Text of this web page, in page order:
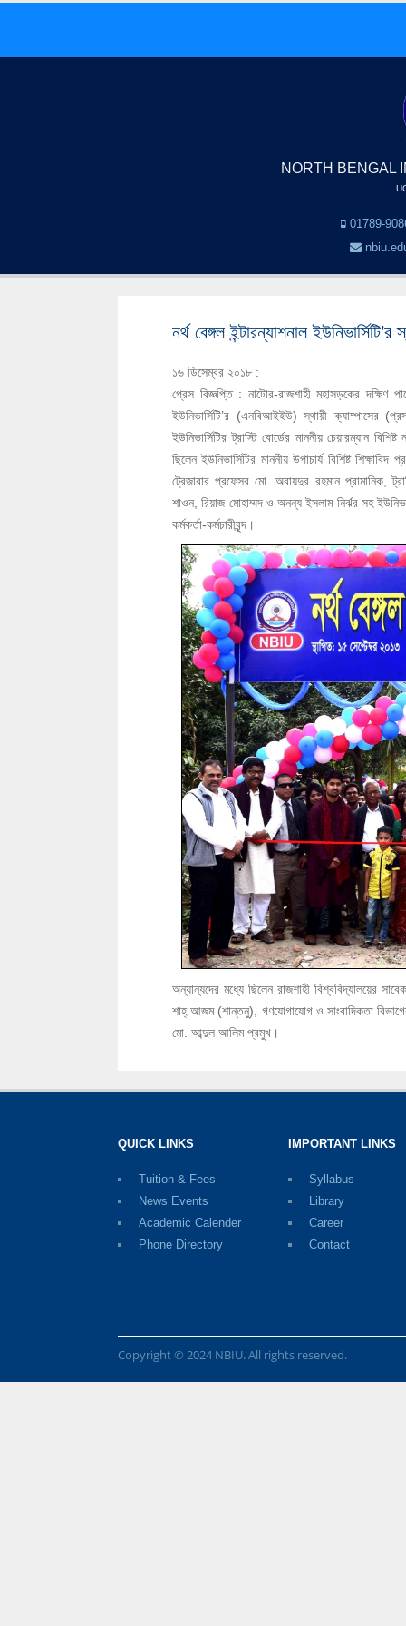
NORTH BENGAL
01789-
নর্থ বেঙ্গল ইন্টারন্যাশনাল
১৬ ডিসেম্বর ২০১৮ :
প্রেস বিজ্ঞপ্তি : নাটোর-রাজশাহী মহাসড়কের দক্ষিণ
ইউনিভার্সিটি’র (এনবিআইইউ) স্থায়ী ক্যাম্পাসের
ইউনিভার্সিটির ট্রাস্টি বোর্ডের মাননীয় চেয়ারম্যান
ছিলেন ইউনিভার্সিটির মাননীয় উপাচার্য বিশিষ্ট
ট্রেজারার প্রফেসর মো. অবায়দুর রহমান প্রামানিক,
শাওন, রিয়াজ মোহাম্মদ ও অনন্য ইসলাম নির্ঝর সহ
কর্মকর্তা-কর্মচারীবৃন্দ।
অন্যান্যদের মধ্যে ছিলেন রাজশাহী বিশ্ববিদ্যালয়ের
শাহ্ আজম (শান্তনু), গণযোগাযোগ ও সাংবাদিকতা
মো. আব্দুল আলিম প্রমুখ।
QUICK LINKS
Tuition & Fees
News Events
Academic Calender
Phone Directory
IMPORTANT LINKS
Syllabus
Library
Career
Contact
Copyright © 2024 NBIU. All rights reserved.